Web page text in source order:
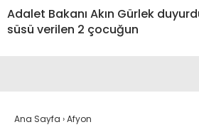
Adalet Bakanı Akın Gürlek
süsü verilen 2 çocuğun
Ana Sayfa ›Afyon